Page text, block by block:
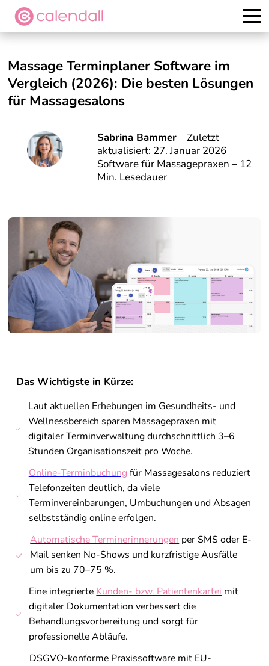
Massage Terminplaner Software im
Vergleich (2026): Die besten Lösungen
für Massagesalons
Sabrina Bammer– Zuletzt
aktualisiert: 27. Januar 2026
Software für Massagepraxen – 12
Min. Lesedauer
Das Wichtigste in Kürze:
Laut aktuellen Erhebungen im Gesundheits- und
Wellnessbereich sparen Massagepraxen mit
digitaler Terminverwaltung durchschnittlich 3–6
Stunden Organisationszeit pro Woche.
Online-Terminbuchung für Massagesalons reduziert
Telefonzeiten deutlich, da viele
Terminvereinbarungen, Umbuchungen und Absagen
selbstständig online erfolgen.
Automatische Terminerinnerungen per SMS oder E-
Mail senken No-Shows und kurzfristige Ausfälle
um bis zu 70–75 %.
Eine integrierte Kunden- bzw. Patientenkartei mit
digitaler Dokumentation verbessert die
Behandlungsvorbereitung und sorgt für
professionelle Abläufe.
DSGVO-konforme Praxissoftware mit EU-